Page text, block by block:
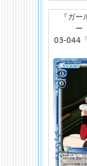
『ガ
ー
03-044